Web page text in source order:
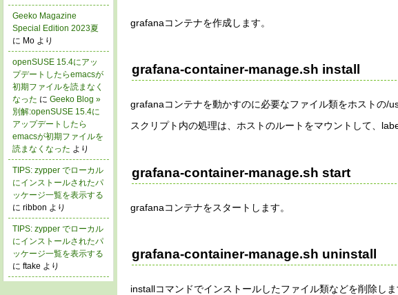
grafanaコンテナを作成します。
grafana-container-manage.sh install
grafanaコンテナを動かすのに必要なファイル類をホストの/
スクリプト内の処理は、ホストのルートをマウントして、
grafana-container-manage.sh start
grafanaコンテナをスタートします。
grafana-container-manage.sh uninstall
installコマンドでインストールしたファイル類などを削除し
Geeko Magazine
Special Edition 2023夏
に Mo より
openSUSE 15.4にアッ
プデートしたらemacsが
初期ファイルを読まなく
なった に Geeko Blog »
別解:openSUSE 15.4に
アップデートしたら
emacsが初期ファイルを
読まなくなった より
TIPS: zypper でローカル
にインストールされたパ
ッケージ一覧を表示する
に ribbon より
TIPS: zypper でローカル
にインストールされたパ
ッケージ一覧を表示する
に ftake より